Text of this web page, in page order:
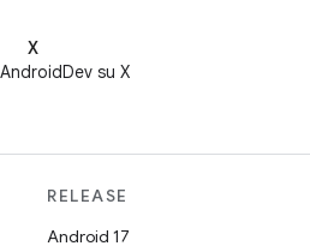
X
su X
RELEASE
Android 17